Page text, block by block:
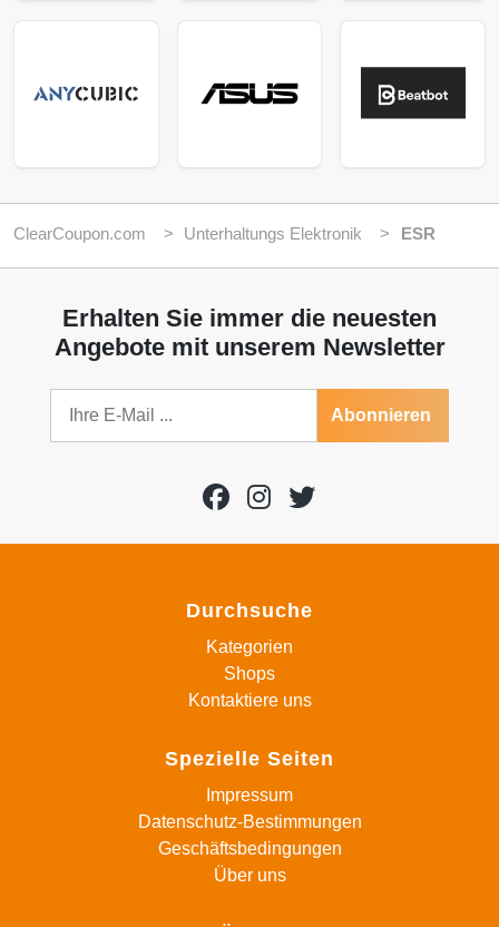
ClearCoupon.com Unterhaltungs Elektronik ESR
Erhalten Sie immer die neuesten
Angebote mit unserem Newsletter
Abonnieren
Durchsuche
Kategorien
Shops
Kontaktiere uns
Spezielle Seiten
Impressum
Datenschutz-Bestimmungen
Geschäftsbedingungen
Über uns